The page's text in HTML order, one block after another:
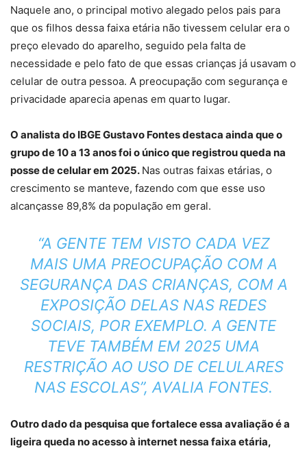
Naquele ano, o principal motivo alegado pelos pais para
que os filhos dessa faixa etária não tivessem celular era o
preço elevado do aparelho, seguido pela falta de
necessidade e pelo fato de que essas crianças já usavam o
celular de outra pessoa. A preocupação com segurança e
privacidade aparecia apenas em quarto lugar.
O analista do IBGE Gustavo Fontes destaca ainda que o
grupo de 10 a 13 anos foi o único que registrou queda na
posse de celular em 2025. Nas outras faixas etárias, o
crescimento se manteve, fazendo com que esse uso
alcançasse 89,8% da população em geral.
“A GENTE TEM VISTO CADA VEZ
MAIS UMA PREOCUPAÇÃO COM A
SEGURANÇA DAS CRIANÇAS, COM A
EXPOSIÇÃO DELAS NAS REDES
SOCIAIS, POR EXEMPLO. A GENTE
TEVE TAMBÉM EM 2025 UMA
RESTRIÇÃO AO USO DE CELULARES
NAS ESCOLAS”, AVALIA FONTES.
Outro dado da pesquisa que fortalece essa avaliação é a
ligeira queda no acesso à internet nessa faixa etária,